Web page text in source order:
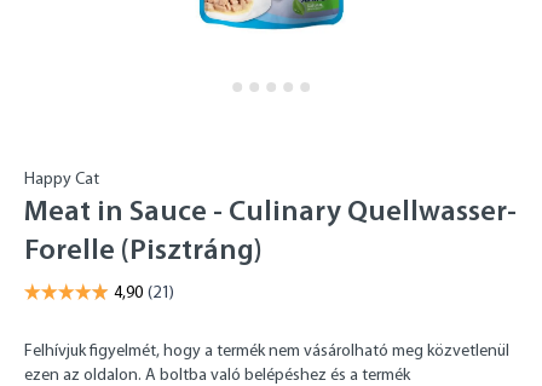
Happy Cat
Meat in Sauce - Culinary Quellwasser-
Forelle (Pisztráng)
Felhívjuk figyelmét, hogy a termék nem vásárolható meg közvetlenül
ezen az oldalon. A boltba való belépéshez és a termék